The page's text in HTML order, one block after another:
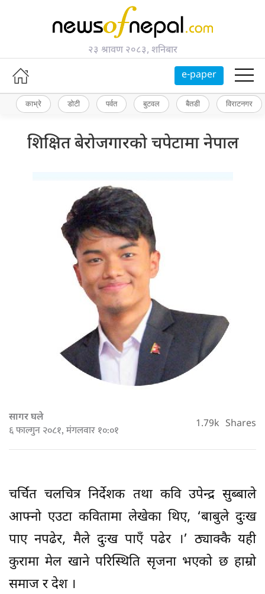
२३ श्रावण २०८३, शनिबार
e-paper
काभ्रे डोटी पर्वत बुटवल बैतडी विराटनगर
शिक्षित बेरोजगारको चपेटामा नेपाल
सागर घले
६ फाल्गुन २०८१, मंगलवार १०:०१ 1.79k Shares
चर्चित चलचित्र निर्देशक तथा कवि उपेन्द्र सुब्बाले
आफ्नो एउटा कवितामा लेखेका थिए, ‘बाबुले दुःख
पाए नपढेर, मैले दुःख पाएँ पढेर ।’ ठ्याक्कै यही
कुरामा मेल खाने परिस्थिति सृजना भएको छ हाम्रो
समाज र देश ।